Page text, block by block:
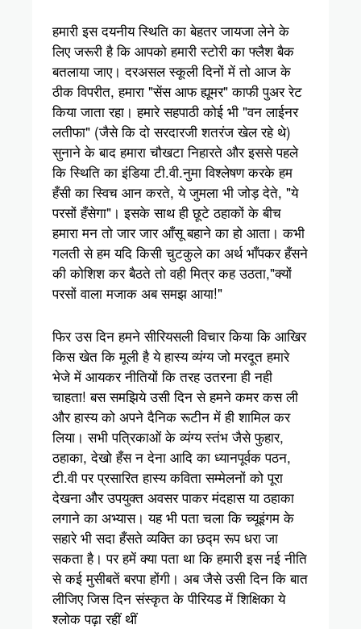
हमारी इस दयनीय स्थिति का बेहतर जायजा लेने के
लिए जरूरी है कि आपको हमारी स्टोरी का फ्लैश बैक
बतलाया जाए। दरअसल स्कूली दिनों में तो आज के
ठीक विपरीत, हमारा "सेंस आफ ह्यूमर" काफी पुअर रेट
किया जाता रहा। हमारे सहपाठी कोई भी "वन लाईनर
लतीफा" (जैसे कि दो सरदारजी शतरंज खेल रहे थे)
सुनाने के बाद हमारा चौखटा निहारते और इससे पहले
कि स्थिति का इंडिया टी.वी.नुमा विश्लेषण करके हम
हँसी का स्विच आन करते, ये जुमला भी जोड़ देते, "ये
परसों हँसेगा"। इसके साथ ही छूटे ठहाकों के बीच
हमारा मन तो जार जार आँसू बहाने का हो आता। कभी
गलती से हम यदि किसी चुटकुले का अर्थ भाँपकर हँसने
की कोशिश कर बैठते तो वही मित्र कह उठता,"क्यों
परसों वाला मजाक अब समझ आया!"
फिर उस दिन हमने सीरियसली विचार किया कि आखिर
किस खेत कि मूली है ये हास्य व्यंग्य जो मरदूत हमारे
भेजे में आयकर नीतियों कि तरह उतरना ही नही
चाहता! बस समझिये उसी दिन से हमने कमर कस ली
और हास्य को अपने दैनिक रूटीन में ही शामिल कर
लिया। सभी पत्रिकाओं के व्यंग्य स्तंभ जैसे फुहार,
ठहाका, देखो हँस न देना आदि का ध्यानपूर्वक पठन,
टी.वी पर प्रसारित हास्य कविता सम्मेलनों को पूरा
देखना और उपयुक्त अवसर पाकर मंदहास या ठहाका
लगाने का अभ्यास। यह भी पता चला कि च्यूइंगम के
सहारे भी सदा हँसते व्यक्ति का छद्म रूप धरा जा
सकता है। पर हमें क्या पता था कि हमारी इस नई नीति
से कई मुसीबतें बरपा होंगी। अब जैसे उसी दिन कि बात
लीजिए जिस दिन संस्कृत के पीरियड में शिक्षिका ये
श्लोक पढ़ा रहीं थीं